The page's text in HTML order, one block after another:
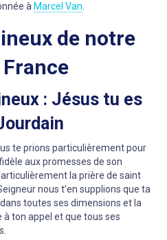
à Marcel Van.
de notre
: Jésus tu es
te prions particulièrement pour
aux promesses de son
la prière de saint
nous t’en supplions que ta
toutes ses dimensions et la
à ton appel et que tous ses